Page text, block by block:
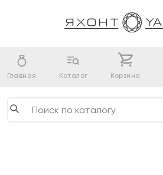
Главная Каталог Корзина